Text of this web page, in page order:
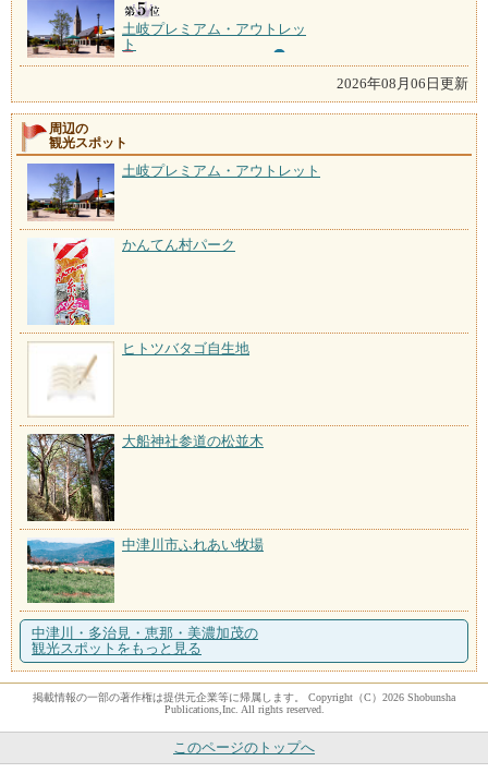
土岐プレミアム・アウトレッ
ト
2026年08月06日更新
周辺の
観光スポット
土岐プレミアム・アウトレット
かんてん村パーク
ヒトツバタゴ自生地
大船神社参道の松並木
中津川市ふれあい牧場
中津川・多治見・恵那・美濃加茂の
観光スポットをもっと見る
掲載情報の一部の著作権は提供元企業等に帰属します。 Copyright（C）2026 Shobunsha
Publications,Inc. All rights reserved.
このページのトップへ